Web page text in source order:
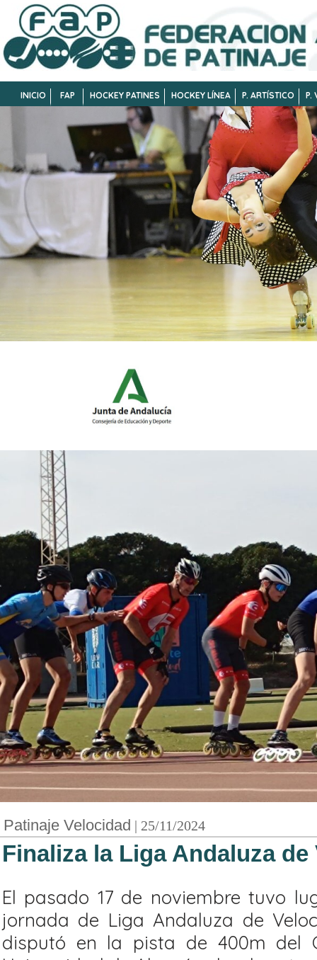
INICIO FAP HOCKEY PATINES HOCKEY LÍNEA P. ARTÍSTICO P.
Patinaje Velocidad | 25/11/2024
Finaliza la Liga Andaluza de
El pasado 17 de noviembre tuvo
jornada de Liga Andaluza de
disputó en la pista de 400m del